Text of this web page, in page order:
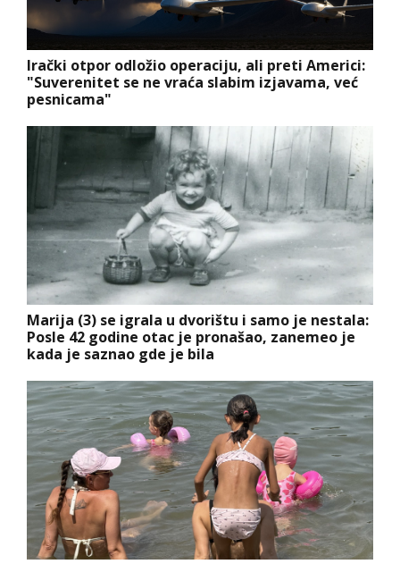
Irački otpor odložio operaciju, ali preti Americi:
"Suverenitet se ne vraća slabim izjavama, već
pesnicama"
Marija (3) se igrala u dvorištu i samo je nestala:
Posle 42 godine otac je pronašao, zanemeo je
kada je saznao gde je bila